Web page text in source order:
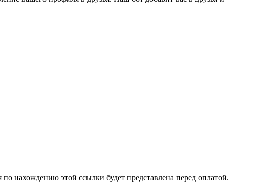
нахождению этой ссылки будет представлена перед оплатой.